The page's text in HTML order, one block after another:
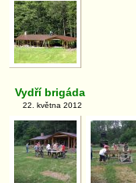
Vydří brigáda
22. května 2012